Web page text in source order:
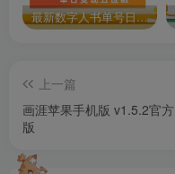
最新数字人书单号日400+创业粉，单日变现五位数，市面卖5980附软件和详…
上一篇
画涯苹果手机版 v1.5.2官方
版